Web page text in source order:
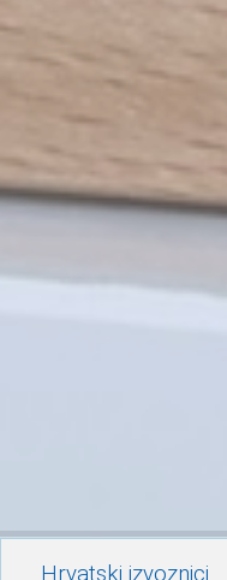
Hrvatski izvoznici